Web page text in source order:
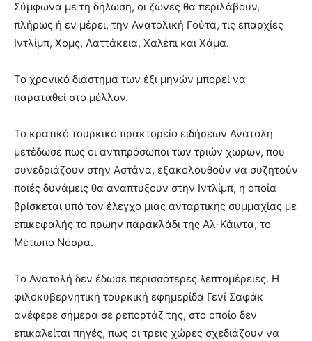
Σύμφωνα με τη δήλωση, οι ζώνες θα περιλάβουν,
πλήρως ή εν μέρει, την Ανατολική Γούτα, τις επαρχίες
Ιντλίμπ, Χομς, Λαττάκεια, Χαλέπι και Χάμα.
Το χρονικό διάστημα των έξι μηνών μπορεί να
παραταθεί στο μέλλον.
Το κρατικό τουρκικό πρακτορείο ειδήσεων Ανατολή
μετέδωσε πως οι αντιπρόσωποι των τριών χωρών, που
συνεδριάζουν στην Αστάνα, εξακολουθούν να συζητούν
ποιές δυνάμεις θα αναπτύξουν στην Ιντλίμπ, η οποία
βρίσκεται υπό τον έλεγχο μιας ανταρτικής συμμαχίας με
επικεφαλής το πρώην παρακλάδι της Αλ-Κάιντα, το
Μέτωπο Νόσρα.
Το Ανατολή δεν έδωσε περισσότερες λεπτομέρειες. Η
φιλοκυβερνητική τουρκική εφημερίδα Γενί Σαφάκ
ανέφερε σήμερα σε ρεπορτάζ της, στο οποίο δεν
επικαλείται πηγές, πως οι τρεις χώρες σχεδιάζουν να